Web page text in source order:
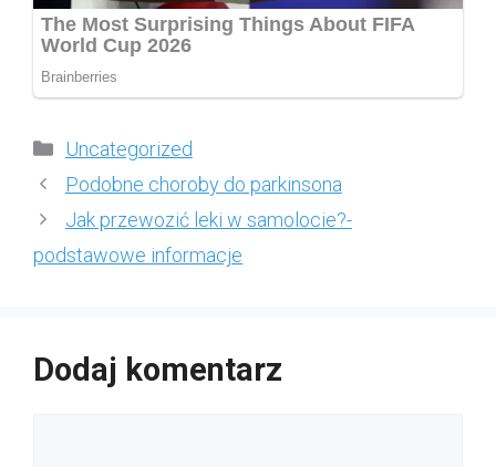
Kategorie
Uncategorized
Podobne choroby do parkinsona
Jak przewozić leki w samolocie?-
podstawowe informacje
Dodaj komentarz